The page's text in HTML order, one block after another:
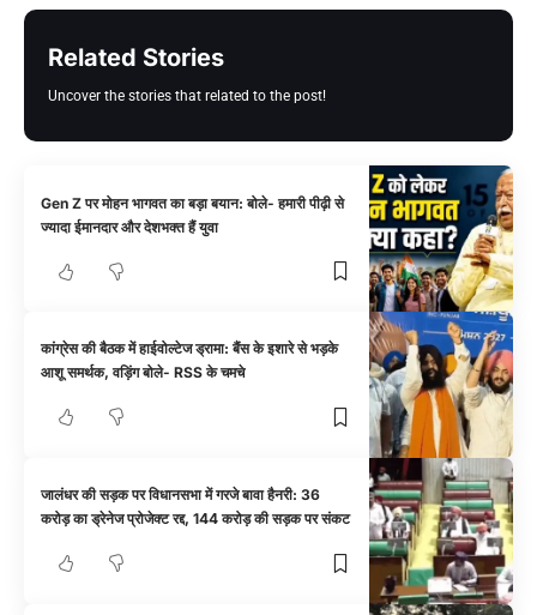
Related Stories
Uncover the stories that related to the post!
Gen Z पर मोहन भागवत का बड़ा बयान: बोले- हमारी पीढ़ी से
ज्यादा ईमानदार और देशभक्त हैं युवा
कांग्रेस की बैठक में हाईवोल्टेज ड्रामा: बैंस के इशारे से भड़के
आशू समर्थक, वड़िंग बोले- RSS के चमचे
जालंधर की सड़क पर विधानसभा में गरजे बावा हैनरी: 36
करोड़ का ड्रेनेज प्रोजेक्ट रद्द, 144 करोड़ की सड़क पर संकट